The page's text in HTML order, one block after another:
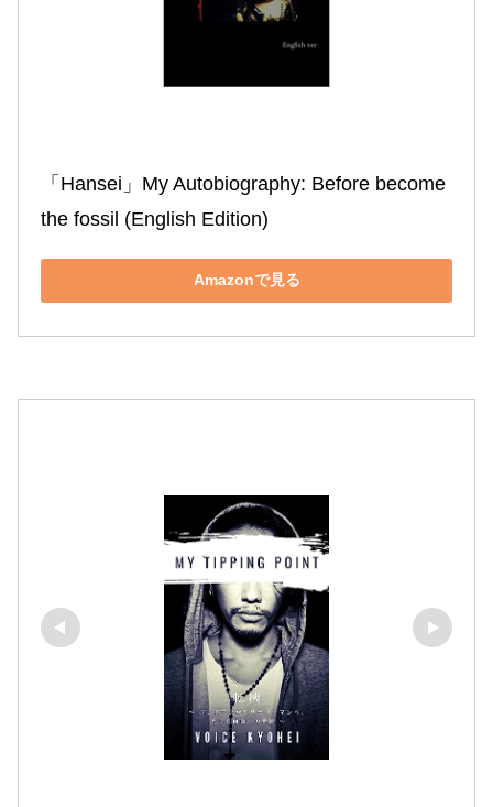
「Hansei」My Autobiography: Before become
the fossil (English Edition)
Amazonで見る